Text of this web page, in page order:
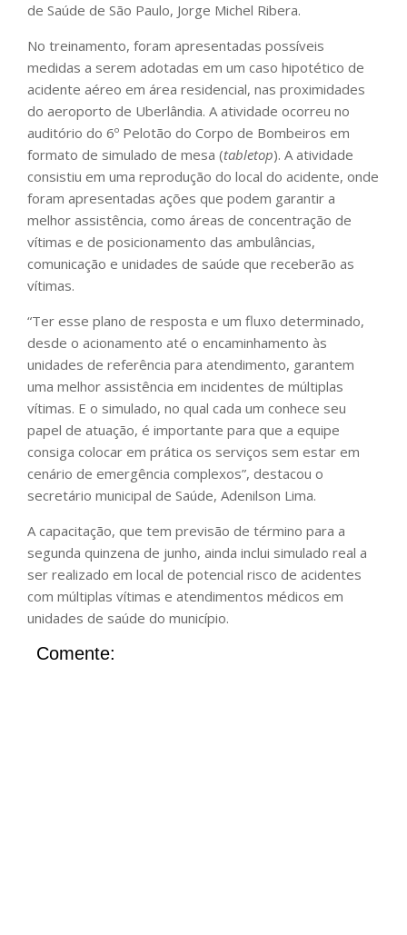
de Saúde de São Paulo, Jorge Michel Ribera.
No treinamento, foram apresentadas possíveis
medidas a serem adotadas em um caso hipotético de
acidente aéreo em área residencial, nas proximidades
do aeroporto de Uberlândia. A atividade ocorreu no
auditório do 6º Pelotão do Corpo de Bombeiros em
formato de simulado de mesa (tabletop). A atividade
consistiu em uma reprodução do local do acidente, onde
foram apresentadas ações que podem garantir a
melhor assistência, como áreas de concentração de
vítimas e de posicionamento das ambulâncias,
comunicação e unidades de saúde que receberão as
vítimas.
“Ter esse plano de resposta e um fluxo determinado,
desde o acionamento até o encaminhamento às
unidades de referência para atendimento, garantem
uma melhor assistência em incidentes de múltiplas
vítimas. E o simulado, no qual cada um conhece seu
papel de atuação, é importante para que a equipe
consiga colocar em prática os serviços sem estar em
cenário de emergência complexos”, destacou o
secretário municipal de Saúde, Adenilson Lima.
A capacitação, que tem previsão de término para a
segunda quinzena de junho, ainda inclui simulado real a
ser realizado em local de potencial risco de acidentes
com múltiplas vítimas e atendimentos médicos em
unidades de saúde do município.
Comente: